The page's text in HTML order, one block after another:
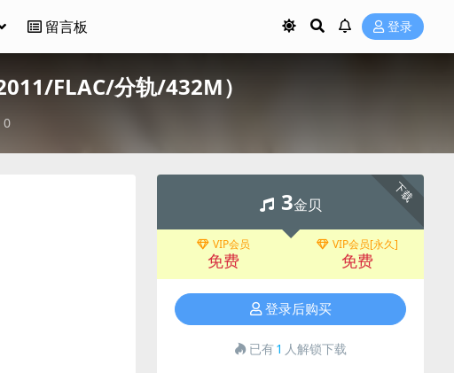
留言板 登录
FLAC/分轨/432M）
0
下载
3金贝
VIP会员
免费
VIP会员[永久]
免费
登录后购买
已有1 人解锁下载